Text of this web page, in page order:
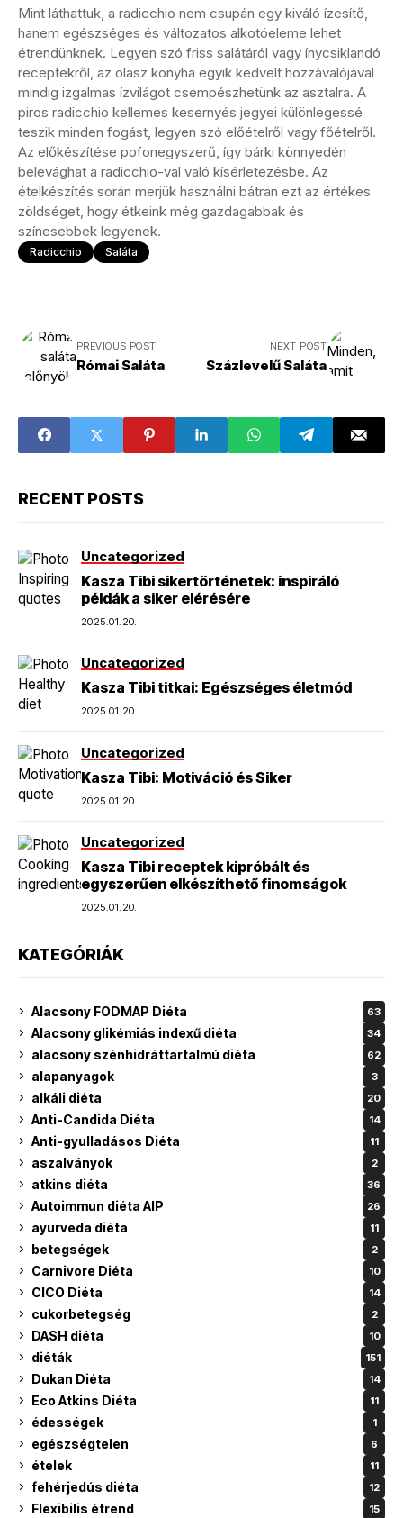
Mint láthattuk, a radicchio nem csupán egy kiváló ízesítő,
hanem egészséges és változatos alkotóeleme lehet
étrendünknek. Legyen szó friss salátáról vagy ínycsiklandó
receptekről, az olasz konyha egyik kedvelt hozzávalójával
mindig izgalmas ízvilágot csempészhetünk az asztalra. A
piros radicchio kellemes kesernyés jegyei különlegessé
teszik minden fogást, legyen szó előételről vagy főételről.
Az előkészítése pofonegyszerű, így bárki könnyedén
belevághat a radicchio-val való kísérletezésbe. Az
ételkészítés során merjük használni bátran ezt az értékes
zöldséget, hogy étkeink még gazdagabbak és
színesebbek legyenek.
Radicchio Saláta
PREVIOUS POST
Római Saláta
NEXT POST
Százlevelű Saláta
RECENT POSTS
Uncategorized
Kasza Tibi sikertörténetek: inspiráló
példák a siker elérésére
2025.01.20.
Uncategorized
Kasza Tibi titkai: Egészséges életmód
2025.01.20.
Uncategorized
Kasza Tibi: Motiváció és Siker
2025.01.20.
Uncategorized
Kasza Tibi receptek kipróbált és
egyszerűen elkészíthető finomságok
2025.01.20.
KATEGÓRIÁK
Alacsony FODMAP Diéta 63
Alacsony glikémiás indexű diéta 34
alacsony szénhidráttartalmú diéta 62
alapanyagok 3
alkáli diéta 20
Anti-Candida Diéta 14
Anti-gyulladásos Diéta 11
aszalványok 2
atkins diéta 36
Autoimmun diéta AIP 26
ayurveda diéta 11
betegségek 2
Carnivore Diéta 10
CICO Diéta 14
cukorbetegség 2
DASH diéta 10
diéták 151
Dukan Diéta 14
Eco Atkins Diéta 11
édességek 1
egészségtelen 6
ételek 11
fehérjedús diéta 12
Flexibilis étrend 15